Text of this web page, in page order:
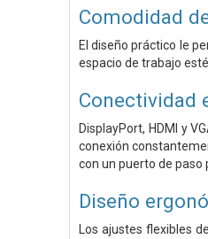
Comodidad
El diseño práctico le
espacio de trabajo
Conectividad
DisplayPort, HDMI y
conexión
con un puerto de paso
Diseño
Los ajustes flexibles